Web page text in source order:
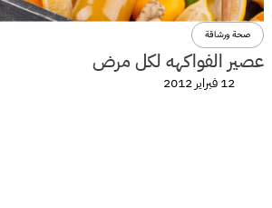
صحة ورشاقة
عصير الفواكهه لكل مرض
12 فبراير 2012